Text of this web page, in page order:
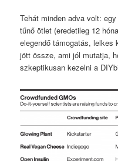
Tehát minden adva volt:
tűnő ötlet (eredetileg 12
elegendő támogatás, lelkes
jött össze, ami jól mutatja,
szkeptikusan kezelni a